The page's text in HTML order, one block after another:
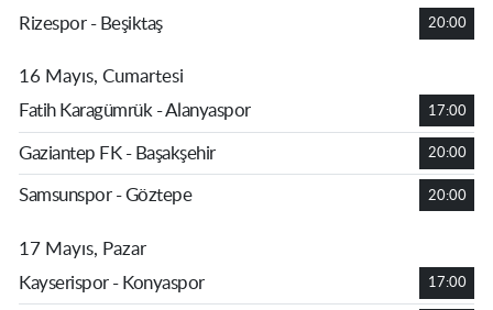
Rizespor - Beşiktaş
20:00
16 Mayıs, Cumartesi
Fatih Karagümrük - Alanyaspor
17:00
Gaziantep FK - Başakşehir 20:00
Samsunspor - Göztepe 20:00
17 Mayıs, Pazar
Kayserispor - Konyaspor
17:00